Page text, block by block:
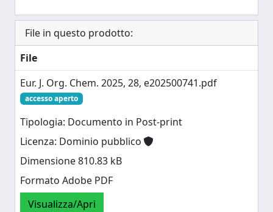
File in questo prodotto:
File
Eur. J. Org. Chem. 2025, 28, e202500741.pdf
accesso aperto
Tipologia: Documento in Post-print
Licenza: Dominio pubblico
Dimensione 810.83 kB
Formato Adobe PDF
Visualizza/Apri